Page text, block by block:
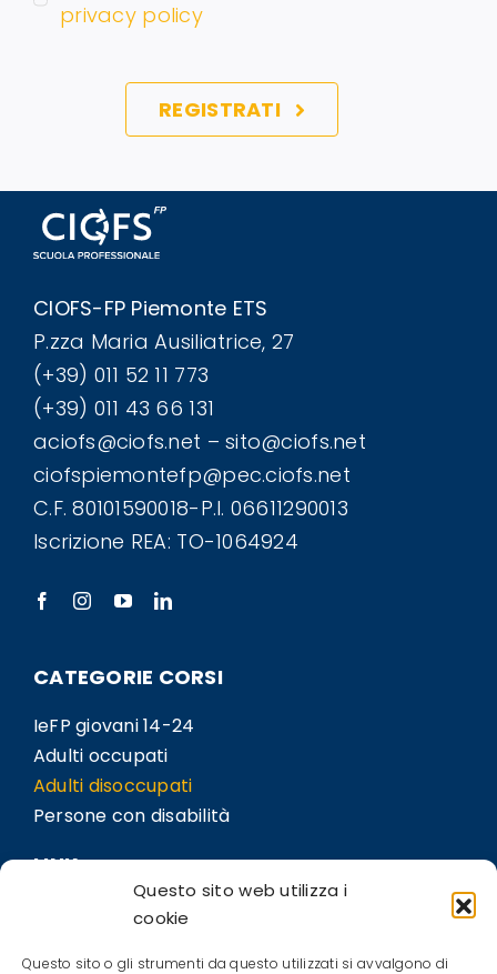
Questo sito web utilizza i
cookie
Questo sito o gli strumenti da questo utilizzati si avvalgono di
privacy policy
REGISTRATI
CIOFS-FP Piemonte ETS
P.zza Maria Ausiliatrice, 27
(+39) 011 52 11 773
(+39) 011 43 66 131
aciofs@ciofs.net – sito@ciofs.net
ciofspiemontefp@pec.ciofs.net
C.F. 80101590018-P.I. 06611290013
Iscrizione REA: TO-1064924
CATEGORIE CORSI
IeFP giovani 14-24
Adulti occupati
Adulti disoccupati
Persone con disabilità
LINK